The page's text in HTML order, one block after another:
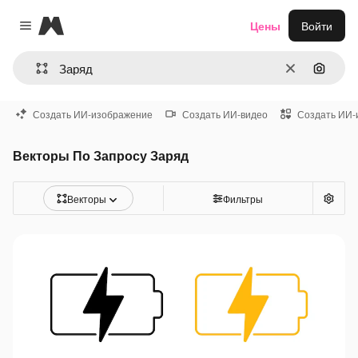
Close menu
Magnific
ОчиститьПоиск
Цены Войти
Создать ИИ-изображение Создать ИИ-видео Создать ИИ-
Векторы По Запросу Заряд
Векторы Фильтры